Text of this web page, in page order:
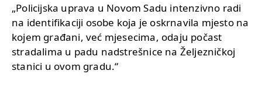
„Policijska uprava u Novom Sadu intenzivno radi
na identifikaciji osobe koja je oskrnavila mjesto na
kojem građani, već mjesecima, odaju počast
stradalima u padu nadstrešnice na Željezničkoj
stanici u ovom gradu.“